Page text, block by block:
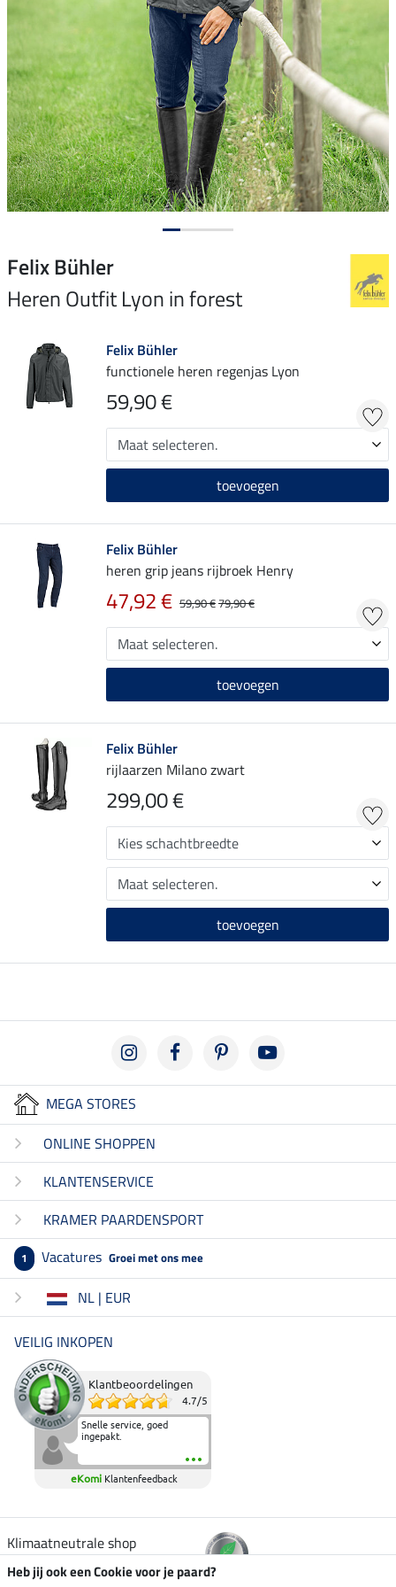
Felix Bühler
Heren Outfit Lyon in forest
Felix Bühler
functionele heren regenjas Lyon
59,90 €
toevoegen
Felix Bühler
heren grip jeans rijbroek Henry
47,92 € 59,90 €79,90 €
toevoegen
Felix Bühler
rijlaarzen Milano zwart
299,00 €
toevoegen
MEGA STORES
ONLINE SHOPPEN
KLANTENSERVICE
KRAMER PAARDENSPORT
1 Vacatures Groei met ons mee
NL | EUR
VEILIG INKOPEN
Klantbeoordelingen
4.7/5
Snelle service, goed
ingepakt.
eKomi Klantenfeedback
Klimaatneutrale shop
Heb jij ook een Cookie voor je paard?